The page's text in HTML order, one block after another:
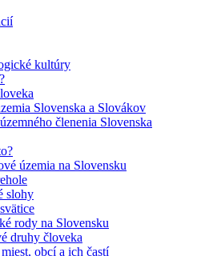
kultúry
Slovenska a Slovákov
členenia Slovenska
územia na Slovensku
slohy
rody na Slovensku
druhy človeka
obcí a ich častí